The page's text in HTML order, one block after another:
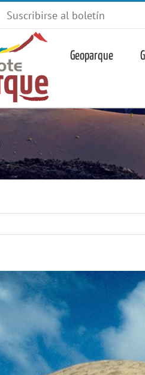
Suscribirse al boletín
Geoparque